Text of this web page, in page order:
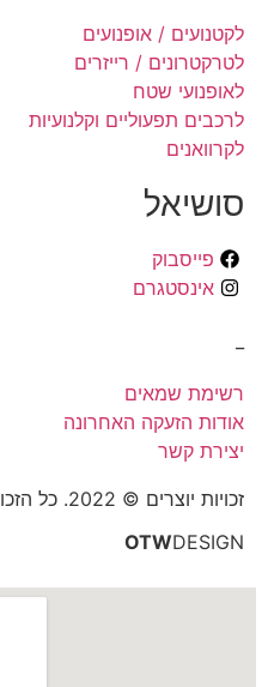
לקטנועים / אופנועים
לטרקטרונים / רייזרים
לאופנועי שטח
לרכבים תפעוליים וקלנועיות
לקרוואנים
סושיאל
פייסבוק
אינסטגרם
רשימת שמאים
אודות הזעקה האחרונה
יצירת קשר
זכויות יוצרים © 2022. כל הזכויות שמורות.
OTWDESIGN